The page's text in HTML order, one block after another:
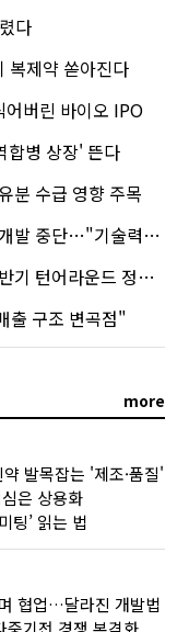
다
복제약 쏟아진다
버린 바이오 IPO
합병 상장' 뜬다
분 수급 영향 주목
…"기술력 문제 아냐"
턴어라운드 정조준
출 구조 변곡점"
more
발목잡는 '제조·품질'
은 상용화
팅’ 읽는 법
협업…달라진 개발법